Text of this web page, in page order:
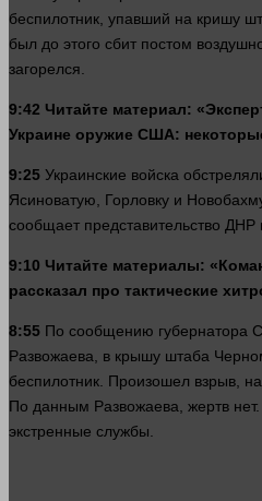
беспилотник, упавший на кришу
был до этого сбит постом
загорелся.
9:42 Читайте материал:
Украине оружие США:
9:25 Украинские войска
Ясиноватую, Горловку и
сообщает представительство ДНР
9:10 Читайте материалы:
рассказал про тактические
8:55 По сообщению губернатора
Развожаева, в крышу штаба
беспилотник. Произошел взрыв,
По данным Развожаева, жертв
экстренные службы.